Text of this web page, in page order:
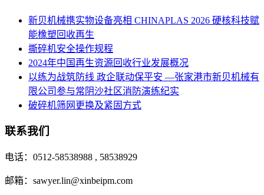
新贝机械携实物设备亮相 CHINAPLAS 2026 硬核科技赋
能橡塑回收再生
撕碎机安全操作规程
2024年中国再生资源回收行业发展概况
以练为战筑防线 政企联动保平安 —张家港市新贝机械有
限公司参与常阴沙社区消防演练纪实
破碎机筛网更换及紧固方式
联系我们
电话：0512-58538988 , 58538929
邮箱：sawyer.lin@xinbeipm.com